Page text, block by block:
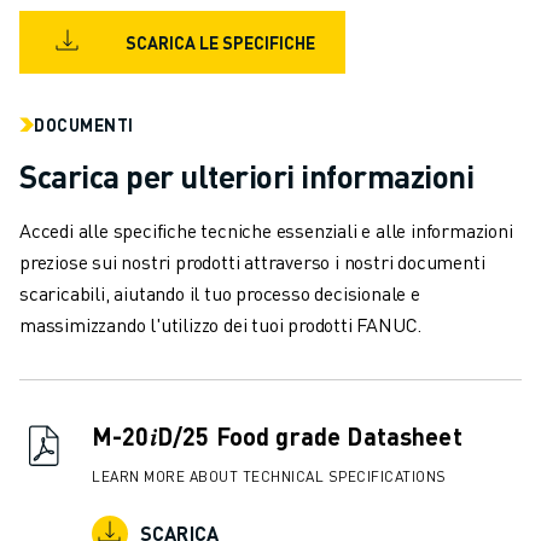
VERNICIATURA
PALLETTIZZAZIONE
SALDATURA A PUNTI
CASI DI SUCCESSO
ASSISTENZA CLIENTI
FANUC PLANS
ASSISTENZA SUL CAMPO E MANUTENZIONE
ASSISTENZA TECNICA REMOTA
STRUMENTI DI SERVICE DIGITALI
E-STORE
CENTRO DOWNLOAD " MYFANUC
TRAINING & EDUCATION
SCARICA LE SPECIFICHE
DOCUMENTI
Scarica per ulteriori informazioni
Accedi alle specifiche tecniche essenziali e alle informazioni
preziose sui nostri prodotti attraverso i nostri documenti
scaricabili, aiutando il tuo processo decisionale e
massimizzando l'utilizzo dei tuoi prodotti FANUC.
M-20𝑖D/25 Food grade Datasheet
LEARN MORE ABOUT TECHNICAL SPECIFICATIONS
SCARICA